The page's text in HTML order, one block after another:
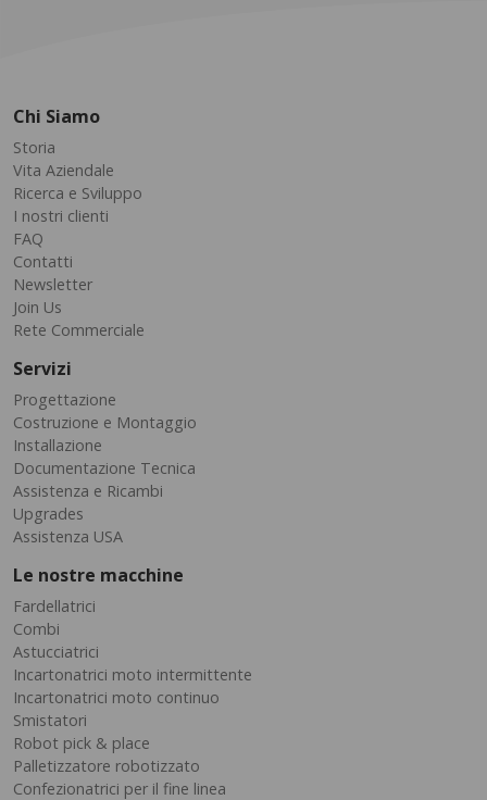
Chi Siamo
Storia
Vita Aziendale
Ricerca e Sviluppo
I nostri clienti
FAQ
Contatti
Newsletter
Join Us
Rete Commerciale
Servizi
Progettazione
Costruzione e Montaggio
Installazione
Documentazione Tecnica
Assistenza e Ricambi
Upgrades
Assistenza USA
Le nostre macchine
Fardellatrici
Combi
Astucciatrici
Incartonatrici moto intermittente
Incartonatrici moto continuo
Smistatori
Robot pick & place
Palletizzatore robotizzato
Confezionatrici per il fine linea